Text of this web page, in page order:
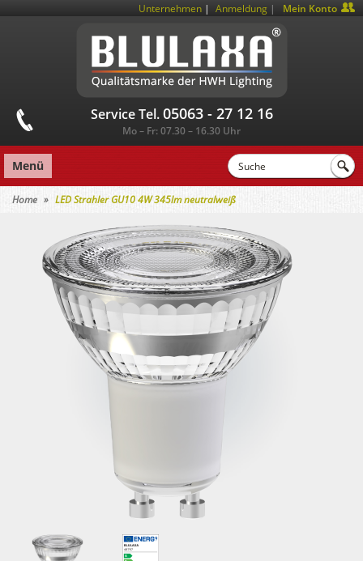
Unternehmen Anmeldung |
Mein Konto
Service Tel. 05063 - 27 12 16
Mo – Fr: 07.30 – 16.30 Uhr
Menü
Home LED Strahler GU10 4W 345lm neutralweiß